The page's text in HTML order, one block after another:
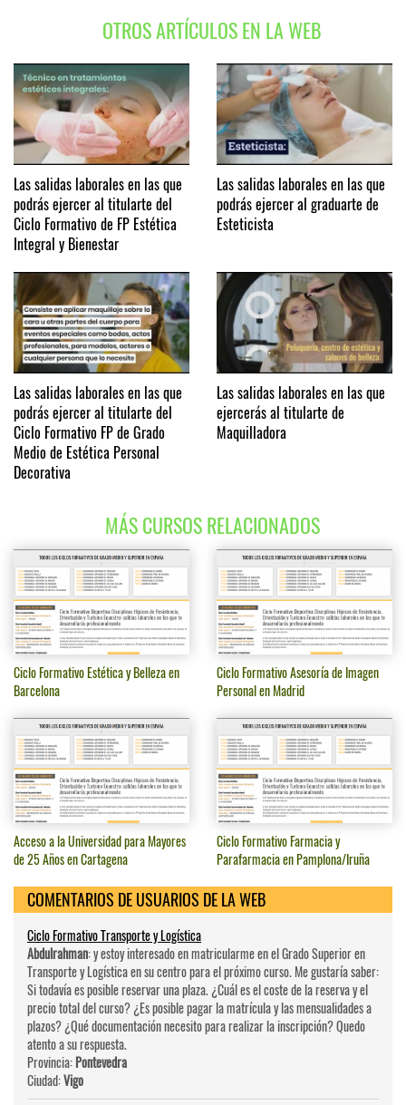
OTROS ARTÍCULOS EN LA WEB
Las salidas laborales en las que
podrás ejercer al titularte del
Ciclo Formativo de FP Estética
Integral y Bienestar
Las salidas laborales en las que
podrás ejercer al graduarte de
Esteticista
Las salidas laborales en las que
podrás ejercer al titularte del
Ciclo Formativo FP de Grado
Medio de Estética Personal
Decorativa
Las salidas laborales en las que
ejercerás al titularte de
Maquilladora
MÁS CURSOS RELACIONADOS
Ciclo Formativo Estética y Belleza en
Barcelona
Ciclo Formativo Asesoría de Imagen
Personal en Madrid
Acceso a la Universidad para Mayores
de 25 Años en Cartagena
Ciclo Formativo Farmacia y
Parafarmacia en Pamplona/Iruña
COMENTARIOS DE USUARIOS DE LA WEB
Ciclo Formativo Transporte y Logística
Abdulrahman: y estoy interesado en matricularme en el Grado Superior en
Transporte y Logística en su centro para el próximo curso. Me gustaría saber:
Si todavía es posible reservar una plaza. ¿Cuál es el coste de la reserva y el
precio total del curso? ¿Es posible pagar la matrícula y las mensualidades a
plazos? ¿Qué documentación necesito para realizar la inscripción? Quedo
atento a su respuesta.
Provincia:Pontevedra
Ciudad:Vigo